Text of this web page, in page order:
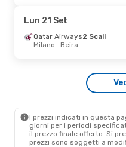
Lun 21 Set
Qatar Airways2 Scali
Milano- Beira
I prezzi indicati in questa
giorni per i periodi
il ​​prezzo finale offerto. Si
prezzi sono soggetti a